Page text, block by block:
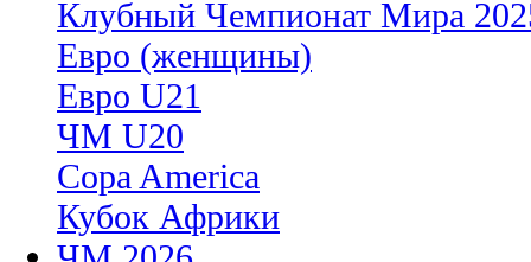
Клубный Чемпионат Мира
Евро (женщины)
Евро U21
ЧМ U20
Copa America
Кубок Африки